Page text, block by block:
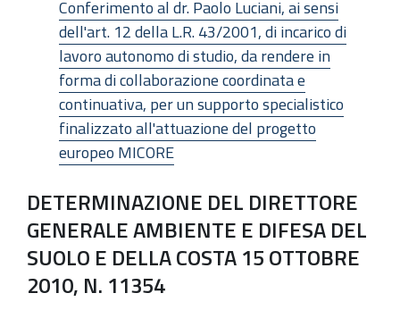
Conferimento al dr. Paolo Luciani, ai sensi
dell'art. 12 della L.R. 43/2001, di incarico di
lavoro autonomo di studio, da rendere in
forma di collaborazione coordinata e
continuativa, per un supporto specialistico
finalizzato all'attuazione del progetto
europeo MICORE
DETERMINAZIONE DEL DIRETTORE
GENERALE AMBIENTE E DIFESA DEL
SUOLO E DELLA COSTA 15 OTTOBRE
2010, N. 11354